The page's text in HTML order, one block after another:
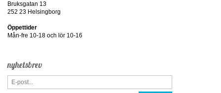
Bruksgatan 13
252 23 Helsingborg
Öppettider
Mån-fre 10-18 och lör 10-16
nyhetsbrev